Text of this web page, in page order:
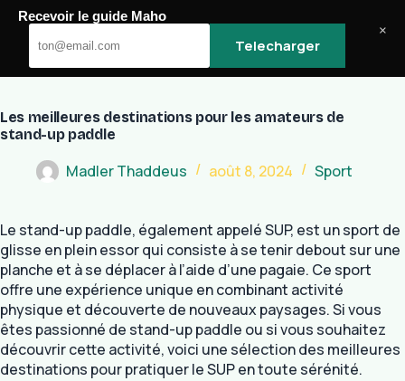
Passer
contenu
Maho
Les meilleures destinations pour les amateurs de
stand-up paddle
Madler Thaddeus août 8, 2024 Sport
Le stand-up paddle, également appelé SUP, est un sport de
glisse en plein essor qui consiste à se tenir debout sur une
planche et à se déplacer à l’aide d’une pagaie. Ce sport
offre une expérience unique en combinant activité
physique et découverte de nouveaux paysages. Si vous
êtes passionné de stand-up paddle ou si vous souhaitez
découvrir cette activité, voici une sélection des meilleures
destinations pour pratiquer le SUP en toute sérénité.
Recevoir le guide Maho
Telecharger
×